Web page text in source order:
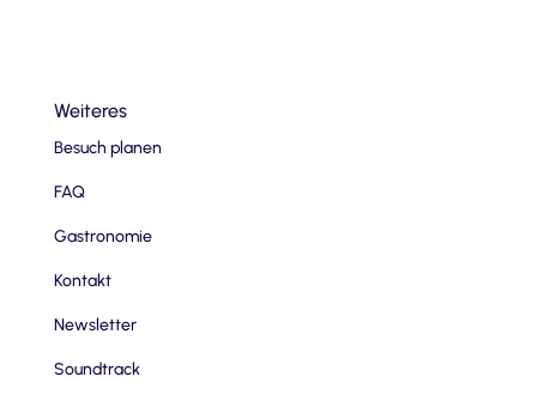
Weiteres
Besuch planen
FAQ
Gastronomie
Kontakt
Newsletter
Soundtrack